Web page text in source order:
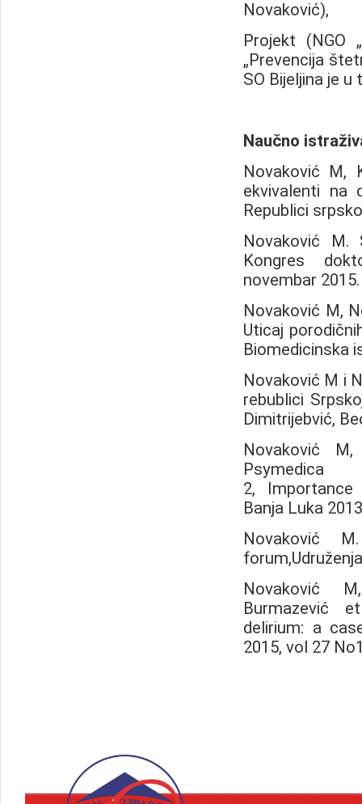
Novaković),
Projekt (NGO
„Prevencija
SO Bijeljina je
Naučno
Novaković M,
ekvivalenti na
Republici
Novaković M.
Kongres
novembar
Novaković M,
Uticaj
Biomedicinska
Novaković M i
rebublici
Dimitrijebvić,
Novaković
2,
Banja Luka
Novaković
Novaković
Burmazević
delirium: a
2015, vol 27